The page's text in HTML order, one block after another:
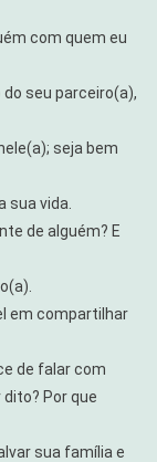
com quem eu
seu parceiro(a),
seja bem
sua vida.
de alguém? E
em compartilhar
de falar com
Por que
sua família e